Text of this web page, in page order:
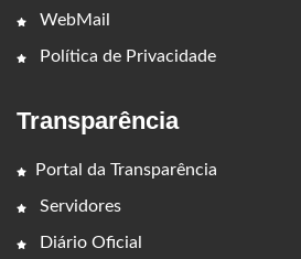
WebMail
Política de Privacidade
Transparência
Portal da Transparência
Servidores
Diário Oficial